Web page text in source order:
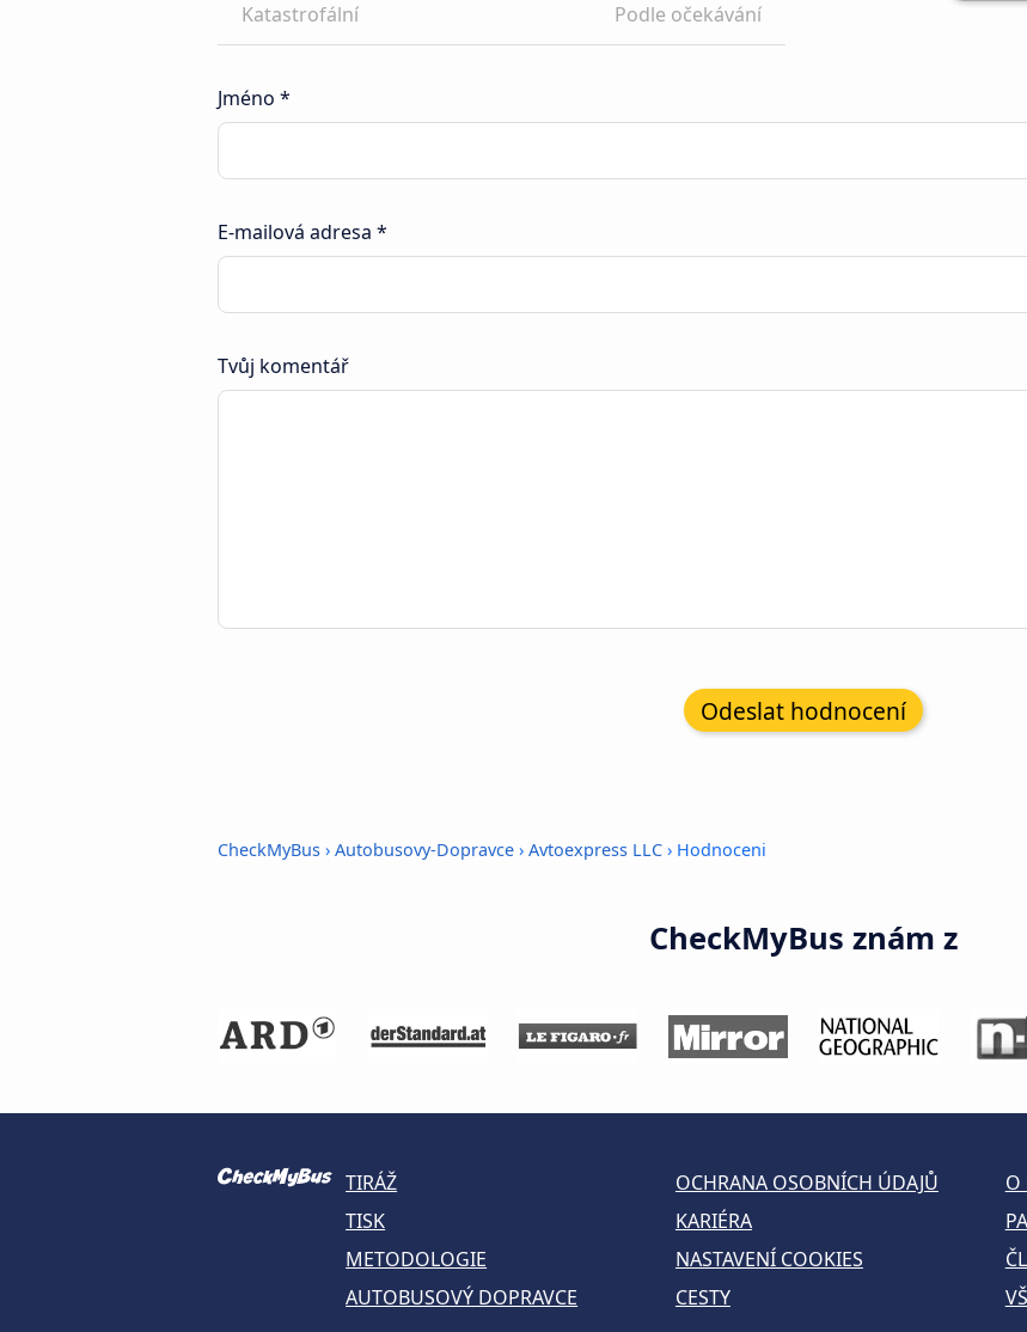
Katastrofální
Podle očekávání
Jméno *
E-mailová adresa *
Tvůj komentář
Odeslat hodnocení
CheckMyBus › Autobusovy-Dopravce › Avtoexpress LLC › Hodnoceni
CheckMyBus znám z
TIRÁŽ OCHRANA OSOBNÍCH ÚDAJŮ
O
TISK
KARIÉRA
METODOLOGIE
NASTAVENÍ COOKIES
AUTOBUSOVÝ DOPRAVCE
CESTY